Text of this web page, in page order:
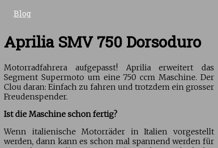
Blog
Aprilia SMV 750 Dorsoduro
Motorradfahrera aufgepasst! Aprilia erweitert das
Segment Supermoto um eine 750 ccm Maschine. Der
Clou daran: Einfach zu fahren und trotzdem ein grosser
Freudenspender.
Ist die Maschine schon fertig?
Wenn italienische Motorräder in Italien vorgestellt
werden, dann kann es schon mal spannend werden für